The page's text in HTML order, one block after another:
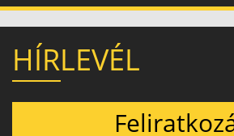
HÍRLEVÉL